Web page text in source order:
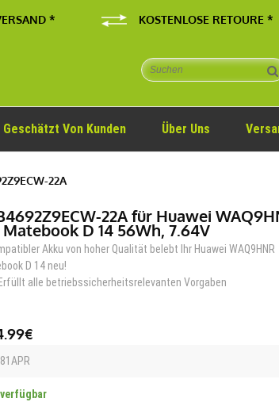
* KOSTENLOSE RETOURE *
Geschätzt Von Kunden Über Uns
22A
22A für Huawei
D 14 56Wh, 7.64V
Akku von hoher Qualität belebt Ihr Huawei WAQ9HNR
D 14 neu!
Erfüllt alle betriebssicherheitsrelevanten Vorgaben